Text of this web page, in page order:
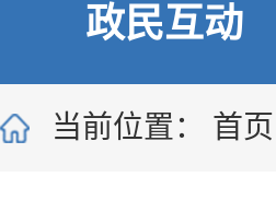
政民互动
当前位置： 首页